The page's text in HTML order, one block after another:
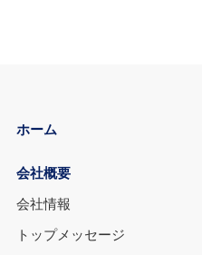
ホーム
会社概要
会社情報
トップメッセージ